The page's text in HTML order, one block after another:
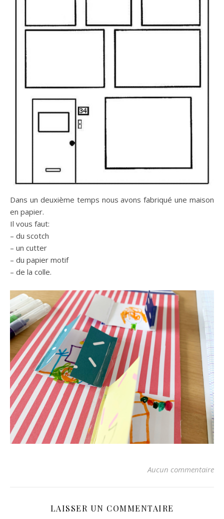
Dans un deuxième temps nous avons fabriqué une maison
en papier.
Il vous faut:
– du scotch
– un cutter
– du papier motif
– de la colle.
Aucun commentaire
LAISSER UN COMMENTAIRE